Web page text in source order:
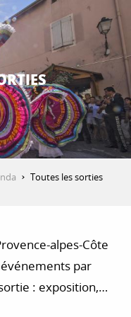
Toutes les sorties
alpes-Côte
par
: exposition,